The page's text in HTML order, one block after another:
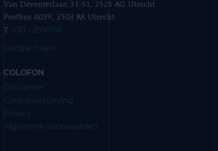
Van Deventerlaan 31-51, 3528 AG Utrecht
Postbus 8039, 3503 RA Utrecht
T 030 - 2916916
Google maps
COLOFON
Disclaimer
Cookiewetgeving
Privacy
Algemene voorwaarden